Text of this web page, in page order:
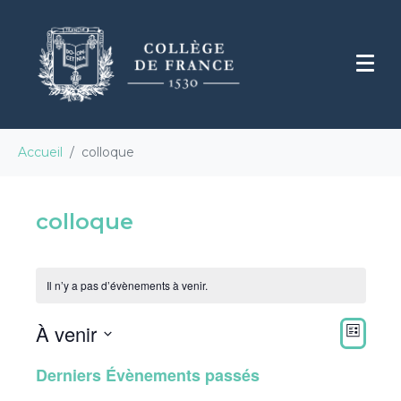
Accueil colloque
colloque
Il n’y a pas d’évènements à venir.
N
a
v
N
a
v
L
À venir
é
Derniers Évènements passés